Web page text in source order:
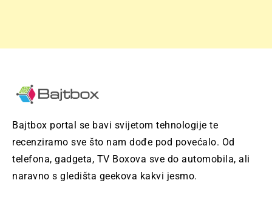
Bajtbox portal se bavi svijetom tehnologije te
recenziramo sve što nam dođe pod povećalo. Od
telefona, gadgeta, TV Boxova sve do automobila, ali
naravno s gledišta geekova kakvi jesmo.